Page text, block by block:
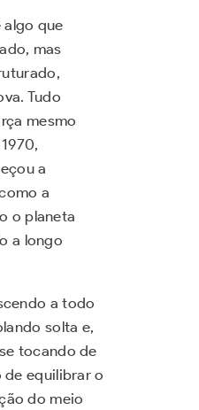
algo que
mas
Tudo
mesmo
a
a
o planeta
a longo
a todo
solta e,
tocando de
de equilibrar o
do meio